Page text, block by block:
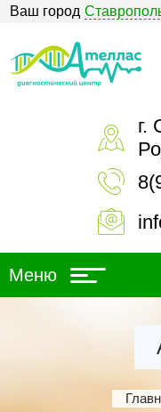
Ваш город
г.
Меню